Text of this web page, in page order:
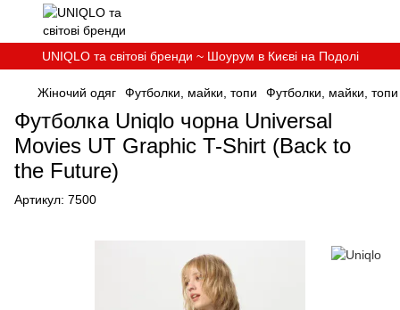
UNIQLO та світові бренди ~ Шоурум в Києві на Подолі
Жіночий одяг Футболки, майки, топи Футболки, майки,
Футболка Uniqlo чорна Universal
Movies UT Graphic T-Shirt (Back to
the Future)
Артикул: 7500